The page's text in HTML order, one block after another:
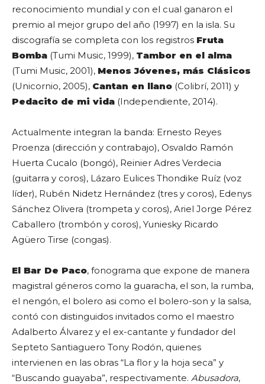
reconocimiento mundial y con el cual ganaron el
premio al mejor grupo del año (1997) en la isla. Su
discografía se completa con los registros Fruta
Bomba (Tumi Music, 1999), Tambor en el alma
(Tumi Music, 2001), Menos Jóvenes, más Clásicos
(Unicornio, 2005), Cantan en llano (Colibrí, 2011) y
Pedacito de mi vida (Independiente, 2014).
Actualmente integran la banda: Ernesto Reyes
Proenza (dirección y contrabajo), Osvaldo Ramón
Huerta Cucalo (bongó), Reinier Adres Verdecia
(guitarra y coros), Lázaro Eulices Thondike Ruíz (voz
líder), Rubén Nidetz Hernández (tres y coros), Edenys
Sánchez Olivera (trompeta y coros), Ariel Jorge Pérez
Caballero (trombón y coros), Yuniesky Ricardo
Agüero Tirse (congas).
El Bar De Paco, fonograma que expone de manera
magistral géneros como la guaracha, el son, la rumba,
el nengón, el bolero asi como el bolero-son y la salsa,
contó con distinguidos invitados como el maestro
Adalberto Álvarez y el ex-cantante y fundador del
Septeto Santiaguero Tony Rodón, quienes
intervienen en las obras “La flor y la hoja seca” y
“Buscando guayaba”, respectivamente. Abusadora,